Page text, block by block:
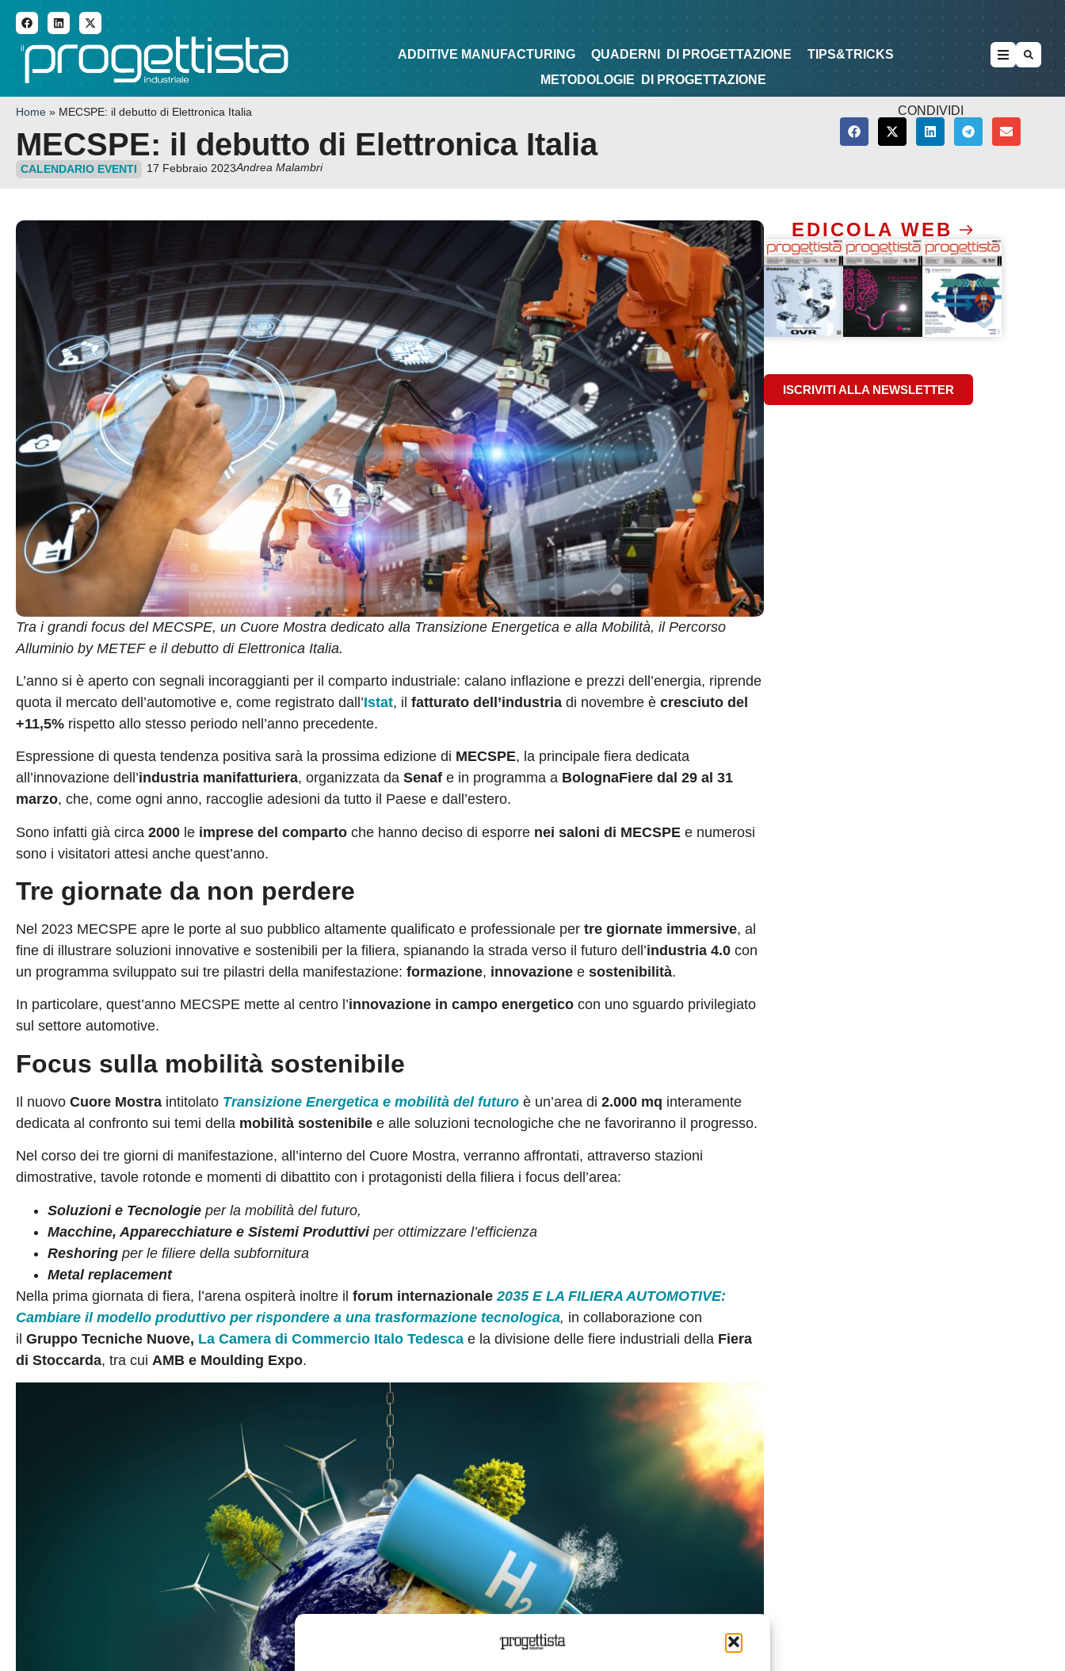
ADDITIVE MANUFACTURING QUADERNI DI PROGETTAZIONE TIPS&TRICKS METODOLOGIE DI PROGETTAZIONE
ADDITIVE MANUFACTURING QUADERNI DI PROGETTAZIONE
TIPS&TRICKS
METODOLOGIE
DI PROGETTAZIONE
Home » MECSPE: il debutto di Elettronica Italia
MECSPE: il debutto di Elettronica Italia
CALENDARIO EVENTI 17 Febbraio 2023Andrea Malambri
CONDIVIDI
Tra i grandi focus del MECSPE, un Cuore Mostra dedicato alla Transizione Energetica e alla Mobilità, il Percorso
Alluminio by METEF e il debutto di Elettronica Italia.
L’anno si è aperto con segnali incoraggianti per il comparto industriale: calano inflazione e prezzi dell’energia, riprende
quota il mercato dell’automotive e, come registrato dall’Istat, il fatturato dell’industria di novembre è cresciuto del
+11,5% rispetto allo stesso periodo nell’anno precedente.
Espressione di questa tendenza positiva sarà la prossima edizione di MECSPE, la principale fiera dedicata
all’innovazione dell’industria manifatturiera, organizzata da Senaf e in programma a BolognaFiere dal 29 al 31
marzo, che, come ogni anno, raccoglie adesioni da tutto il Paese e dall’estero.
Sono infatti già circa 2000 le imprese del comparto che hanno deciso di esporre nei saloni di MECSPE e numerosi
sono i visitatori attesi anche quest’anno.
Tre giornate da non perdere
Nel 2023 MECSPE apre le porte al suo pubblico altamente qualificato e professionale per tre giornate immersive, al
fine di illustrare soluzioni innovative e sostenibili per la filiera, spianando la strada verso il futuro dell’industria 4.0 con
un programma sviluppato sui tre pilastri della manifestazione: formazione, innovazione e sostenibilità.
In particolare, quest’anno MECSPE mette al centro l’innovazione in campo energetico con uno sguardo privilegiato
sul settore automotive.
Focus sulla mobilità sostenibile
Il nuovo Cuore Mostra intitolato Transizione Energetica e mobilità del futuro è un’area di 2.000 mq interamente
dedicata al confronto sui temi della mobilità sostenibile e alle soluzioni tecnologiche che ne favoriranno il progresso.
Nel corso dei tre giorni di manifestazione, all’interno del Cuore Mostra, verranno affrontati, attraverso stazioni
dimostrative, tavole rotonde e momenti di dibattito con i protagonisti della filiera i focus dell’area:
Soluzioni e Tecnologie per la mobilità del futuro,
Macchine, Apparecchiature e Sistemi Produttiviper ottimizzare l’efficienza
Reshoring per le filiere della subfornitura
Metal replacement
Nella prima giornata di fiera, l’arena ospiterà inoltre il forum internazionale 2035 E LA FILIERA AUTOMOTIVE:
Cambiare il modello produttivo per rispondere a una trasformazione tecnologica, in collaborazione con
il Gruppo Tecniche Nuove, La Camera di Commercio Italo Tedesca e la divisione delle fiere industriali della Fiera
di Stoccarda, tra cui AMB e Moulding Expo.
EDICOLA WEB
ISCRIVITI ALLA NEWSLETTER